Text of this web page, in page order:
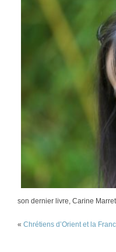
son dernier livre, Carine
« Chrétiens d’Orient et la